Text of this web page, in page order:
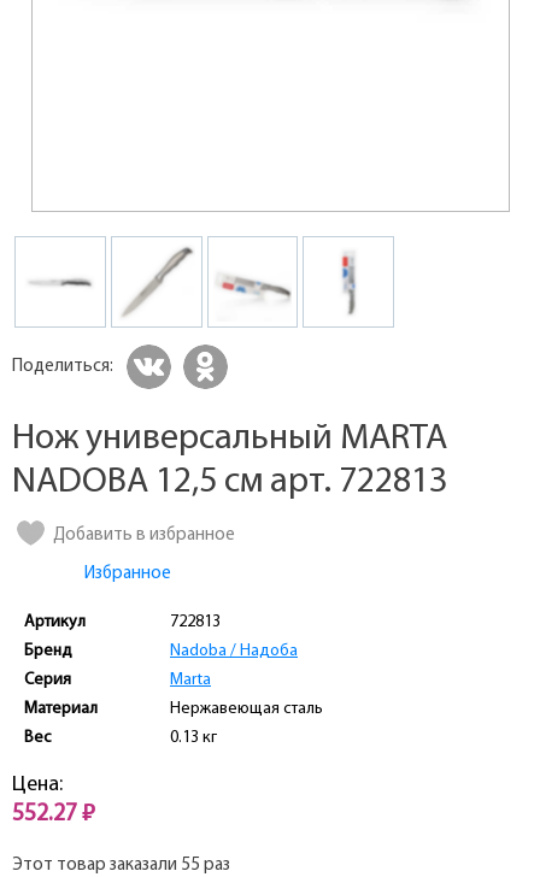
Поделиться:
Нож универсальный MARTA
NADOBA 12,5 см арт. 722813
Добавить в избранное
Избранное
Артикул
722813
Бренд
Nadoba / Надоба
Серия
Marta
Материал
Нержавеющая сталь
Вес
0.13 кг
Цена:
552.27 ₽
Этот товар заказали 55 раз